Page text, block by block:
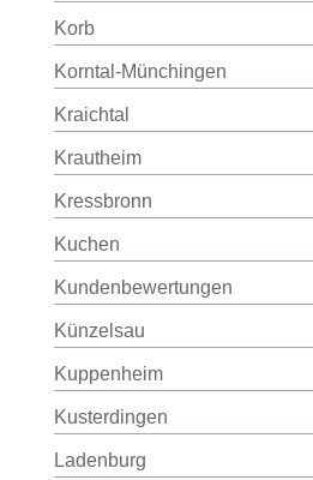
Korb
Korntal-Münchingen
Kraichtal
Krautheim
Kressbronn
Kuchen
Kundenbewertungen
Künzelsau
Kuppenheim
Kusterdingen
Ladenburg